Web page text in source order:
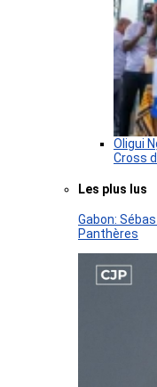
Oligui
Cross
Les plus lus
Gabon:
Panthères